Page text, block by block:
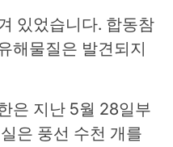
있었습니다. 합동참
해물질은 발견되지
은 지난 5월 28일부
은 풍선 수천 개를